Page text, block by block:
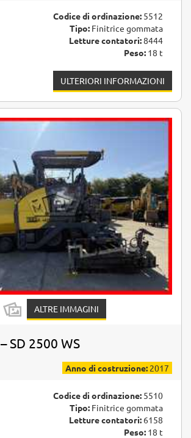
Codice di ordinazione: 5512
Tipo: Finitrice gommata
Letture contatori:8444
Peso: 18 t
ULTERIORI INFORMAZIONI
ALTRE IMMAGINI
– SD 2500 WS
Anno di costruzione: 2017
Codice di ordinazione: 5510
Tipo: Finitrice gommata
Letture contatori: 6158
Peso: 18 t